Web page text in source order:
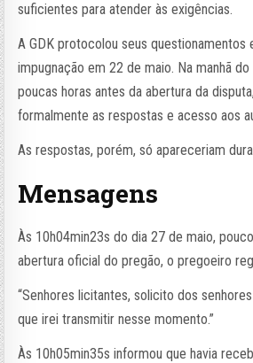
suficientes para atender às exigências.
A GDK protocolou seus questionamentos
impugnação em 22 de maio. Na manhã
poucas horas antes da abertura da
formalmente as respostas e acesso aos
As respostas, porém, só apareceriam
Mensagens
Às 10h04min23s do dia 27 de maio,
abertura oficial do pregão, o pregoeiro
“Senhores licitantes, solicito dos
que irei transmitir nesse momento.”
Às 10h05min35s informou que havia